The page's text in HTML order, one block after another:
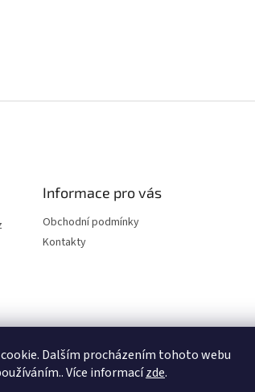
Dalším procházením tohoto webu
Více informacízde.
Informace pro vás
Obchodní podmínky
Kontakty